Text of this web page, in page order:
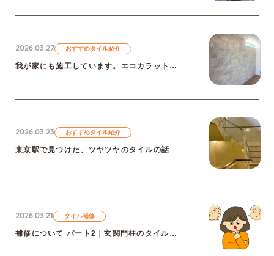
2026.03.27 おすすめタイル紹介
我が家にも施工しています。エコカラットプラスの話①
2026.03.23 おすすめタイル紹介
東京駅で見つけた、ツヤツヤのタイルの話
2026.03.21 タイル補修
補修について パート2｜玄関門柱のタイル補修